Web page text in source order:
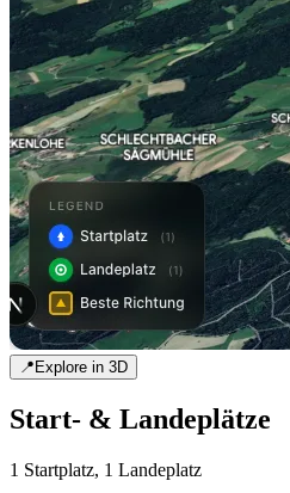
📍Explore in 3D
Start- & Landeplätze
1 Startplatz, 1 Landeplatz